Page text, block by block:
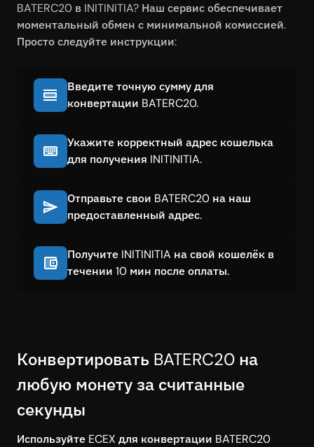
BATERC20 в INITINITIA? Наш сервис обеспечивает
моментальный обмен с минимальной комиссией.
Просто следуйте инструкции:
Введите точную сумму для
конвертации BATERC20.
Укажите корректный адрес кошелька
для получения INITINITIA.
Отправьте свои BATERC20 на наш
предоставленный адрес.
Получите INITINITIA на свой кошелёк в
течении 10 мин после оплаты.
Конвертировать BATERC20 на
любую монету за считанные
секунды
Используйте ECEX для конвертации BATERC20